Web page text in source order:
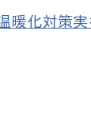
暖化対策